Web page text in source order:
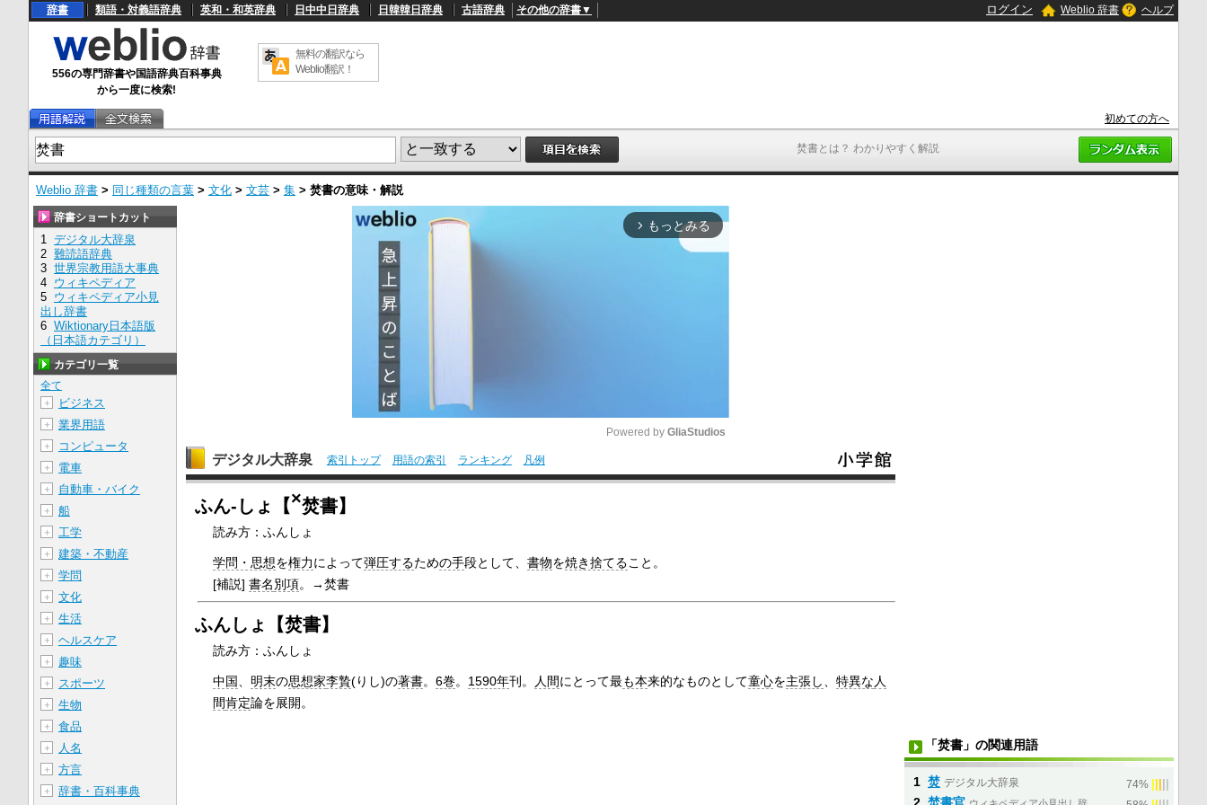
焚書とは？ わかりやすく解説
辞書 類語・対義語辞典 英和・和英辞典 日中中日辞典 日韓韓日辞典 古語辞典 その他の辞書▼ ログイン Weblio 辞書 ヘルプ
556の専門辞書や国語辞典百科事典
から一度に検索!
無料の翻訳なら
Weblio翻訳！
初めての方へ
Weblio 辞書 > 同じ種類の言葉 > 文化 > 文芸 > 集 > 焚書の意味・解説
arrow_forward_ios もっとみる
M
Powered by GliaStudios
デジタル大辞泉 索引トップ 用語の索引 ランキング 凡例
ふん‐しょ【×焚書】
読み方：ふんしょ
学問・思想を権力によって弾圧するための手段として、書物を焼き捨てること。
[補説]書名別項。→焚書
ふんしょ【焚書】
読み方：ふんしょ
中国、 明末の思想家李贄(りし)の著書。6巻。 1590年刊。 人間にとって最も本来的なものとして童心を主張し、特異な人
間肯定論を展開。
辞書ショートカット
1 デジタル大辞泉
2 難読語辞典
3 世界宗教用語大事典
4 ウィキペディア
5 ウィキペディア小見
出し辞書
6 Wiktionary日本語版
（日本語カテゴリ）
カテゴリ一覧
全て
＋
ビジネス
＋ 業界用語
＋ コンピュータ
＋ 電車
＋ 自動車・バイク
＋ 船
＋ 工学
＋ 建築・不動産
＋ 学問
＋ 文化
＋ 生活
＋ ヘルスケア
＋ 趣味
＋ スポーツ
＋ 生物
＋ 食品
＋ 人名
＋ 方言
＋ 辞書・百科事典
「焚書」の関連用語
1 焚 デジタル大辞泉 74%